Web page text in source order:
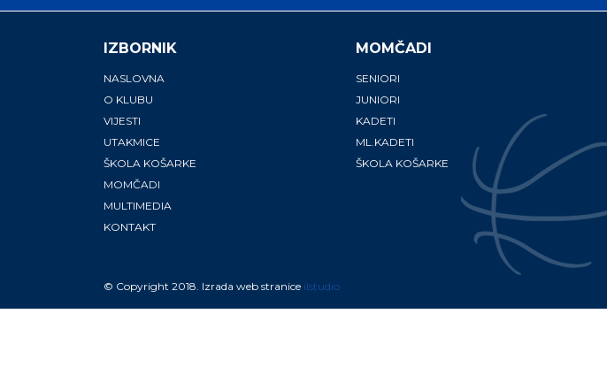
IZBORNIK
NASLOVNA
O KLUBU
VIJESTI
UTAKMICE
ŠKOLA KOŠARKE
MOMČADI
MULTIMEDIA
KONTAKT
MOMČADI
SENIORI
JUNIORI
KADETI
ML.KADETI
ŠKOLA KOŠARKE
© Copyright 2018. Izrada web stranice ilstudio